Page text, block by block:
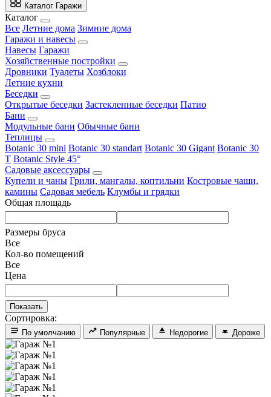
Каталог Гаражи
Каталог
Все Летние дома Зимние дома
Гаражи и навесы
Навесы Гаражи
Хозяйственные постройки
Дровники Туалеты Хозблоки
Летние кухни
Беседки
Открытые беседки Застекленные беседки Патио
Бани
Модульные бани Обычные бани
Теплицы
Botanic 30 mini Botanic 30 standart Botanic 30 Gigant Botanic 30
T Botanic Style 45°
Садовые аксессуары
Купели и чаны Грили, мангалы, коптильни Костровые чаши,
камины Садовая мебель Клумбы и грядки
Общая площадь
Размеры бруса
Все
Кол-во помещений
Все
Цена
Сортировка:
По умолчанию Популярные Недорогие Дороже